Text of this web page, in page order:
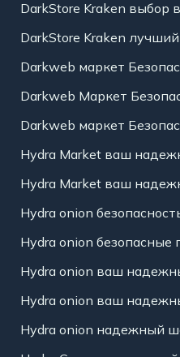
DarkStore Kraken выбор
DarkStore Kraken
Darkweb маркет
Darkweb Маркет
Darkweb маркет
Hydra Market ваш
Hydra Market ваш
Hydra onion
Hydra onion безопасные
Hydra onion ваш
Hydra onion ваш
Hydra onion надежный